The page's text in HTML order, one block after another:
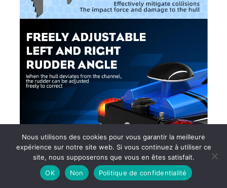
Nous utilisons des cookies pour vous garantir la meilleure
expérience sur notre site web. Si vous continuez à utiliser ce
site, nous supposerons que vous en êtes satisfait.
OK
Non Politique de confidentialité